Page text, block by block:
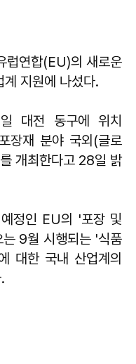
럽연합(EU)의 새로운
지원에 나섰다.
대전 동구에 위치
장재 분야 국외(글로
개최한다고 28일 밝
정인 EU의 '포장 및
9월 시행되는 '식품
대한 국내 산업계의